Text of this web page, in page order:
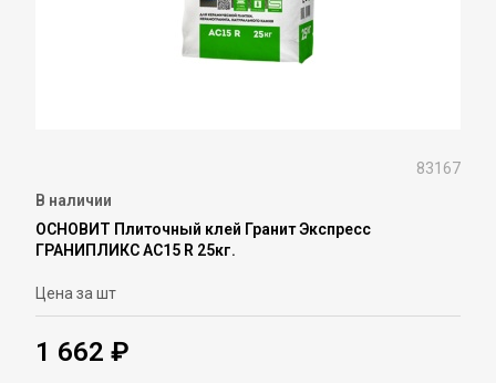
83167
В наличии
ОСНОВИТ Плиточный клей Гранит Экспресс
ГРАНИПЛИКС АС15 R 25кг.
Цена за шт
1 662 ₽